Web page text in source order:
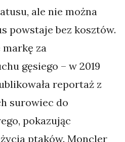
ale nie można
powstaje bez kosztów.
za
gęsiego – w 2019
reportaż z
surowiec do
pokazując
ptaków. Moncler